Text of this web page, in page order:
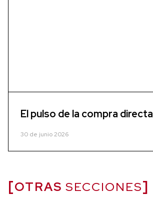
El pulso de la compra directa
30 de junio 2026
OTRAS SECCIONES